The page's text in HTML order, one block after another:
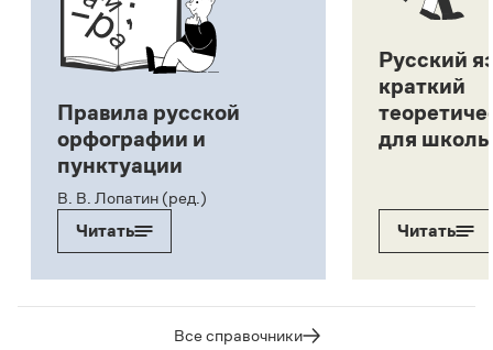
Правила русской
орфографии и
пунктуации
В. В. Лопатин (ред.)
Читать
Русский
краткий
для
Читать
Все справочники